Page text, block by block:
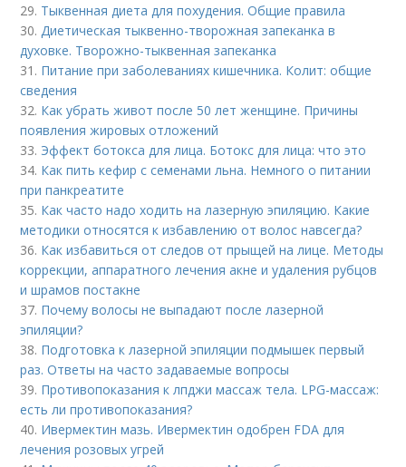
29. Тыквенная диета для похудения. Общие правила
30.Диетическая тыквенно-творожная запеканка в
духовке. Творожно-тыквенная запеканка
31. Питание при заболеваниях кишечника. Колит: общие
сведения
32. Как убрать живот после 50 лет женщине. Причины
появления жировых отложений
33. Эффект ботокса для лица. Ботокс для лица: что это
34. Как пить кефир с семенами льна. Немного о питании
при панкреатите
35. Как часто надо ходить на лазерную эпиляцию. Какие
методики относятся к избавлению от волос навсегда?
36. Как избавиться от следов от прыщей на лице. Методы
коррекции, аппаратного лечения акне и удаления рубцов
и шрамов постакне
37. Почему волосы не выпадают после лазерной
эпиляции?
38. Подготовка к лазерной эпиляции подмышек первый
раз. Ответы на часто задаваемые вопросы
39. Противопоказания к лпджи массаж тела. LPG-массаж:
есть ли противопоказания?
40. Ивермектин мазь. Ивермектин одобрен FDA для
лечения розовых угрей